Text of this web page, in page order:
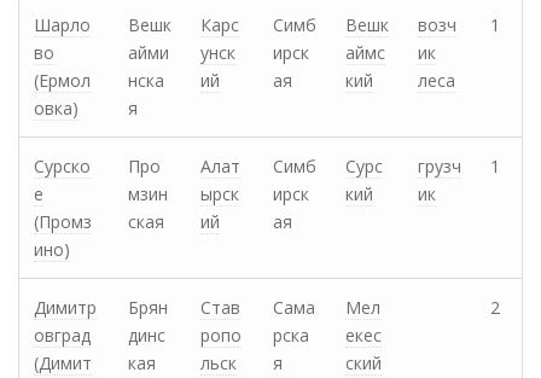
Шарло
во
(Ермол
овка)
Вешк
айми
нска
я
Карс
унск
ий
Симб
ирск
ая
Вешк
аймс
кий
возч
ик
леса
1
Сурско
е
(Промз
ино)
Про
мзин
ская
Алат
ырск
ий
Симб
ирск
ая
Сурс
кий
грузч
ик
1
Димитр
овград
(Димит
Брян
динс
кая
Став
ропо
льск
Сама
рска
я
Мел
екес
ский
2